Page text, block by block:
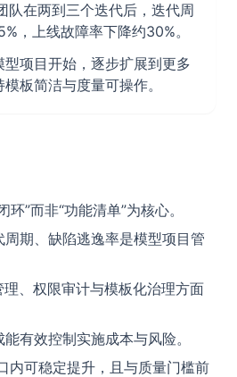
队在两到三个迭代后，迭代周
，上线故障率下降约30%。
项目开始，逐步扩展到更多
板简洁与度量可操作。
”而非“功能清单”为核心。
期、缺陷逃逸率是模型项目管
、权限审计与模板化治理方面
有效控制实施成本与风险。
内可稳定提升，且与质量门槛前